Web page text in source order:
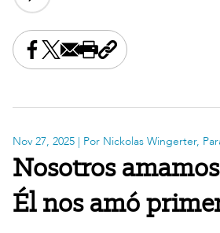
Share this on Facebook
Share this on X
Share this by email
Print this page
Copy the page
Nov 27, 2025 | Por Nickolas Wingerter,
Nosotros
Él nos amó